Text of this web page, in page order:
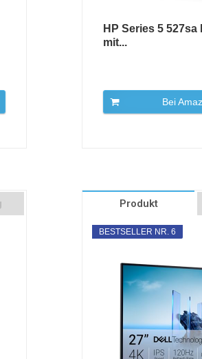
HP Series 5
mit...
Bei
Produkt
BESTSELLER NR. 6